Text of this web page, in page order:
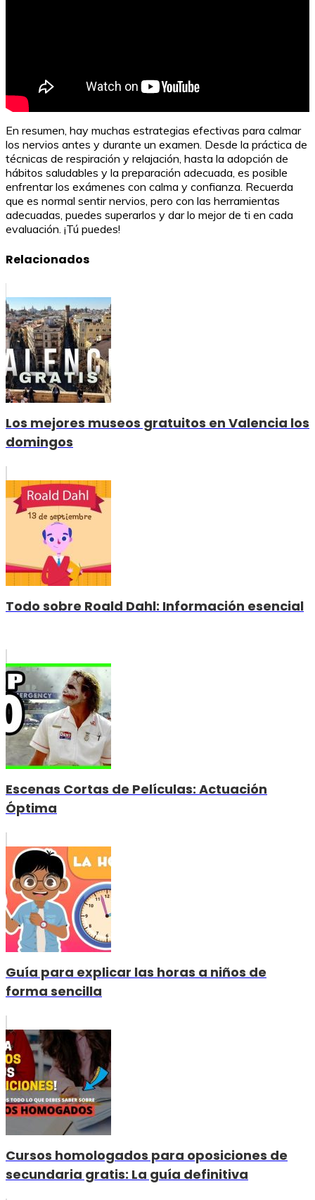
En resumen, hay muchas estrategias efectivas para calmar
los nervios antes y durante un examen. Desde la práctica de
técnicas de respiración y relajación, hasta la adopción de
hábitos saludables y la preparación adecuada, es posible
enfrentar los exámenes con calma y confianza. Recuerda
que es normal sentir nervios, pero con las herramientas
adecuadas, puedes superarlos y dar lo mejor de ti en cada
evaluación. ¡Tú puedes!
Relacionados
Los mejores museos gratuitos en Valencia los
domingos
Todo sobre Roald Dahl: Información esencial
Escenas Cortas de Películas: Actuación
Óptima
Guía para explicar las horas a niños de
forma sencilla
Cursos homologados para oposiciones de
secundaria gratis: La guía definitiva